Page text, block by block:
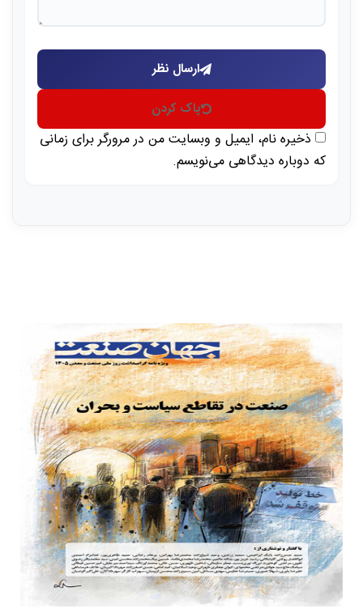
ارسال نظر
پاک کردن
ذخیره نام، ایمیل و وبسایت من در مرورگر برای زمانی
که دوباره دیدگاهی می‌نویسم.